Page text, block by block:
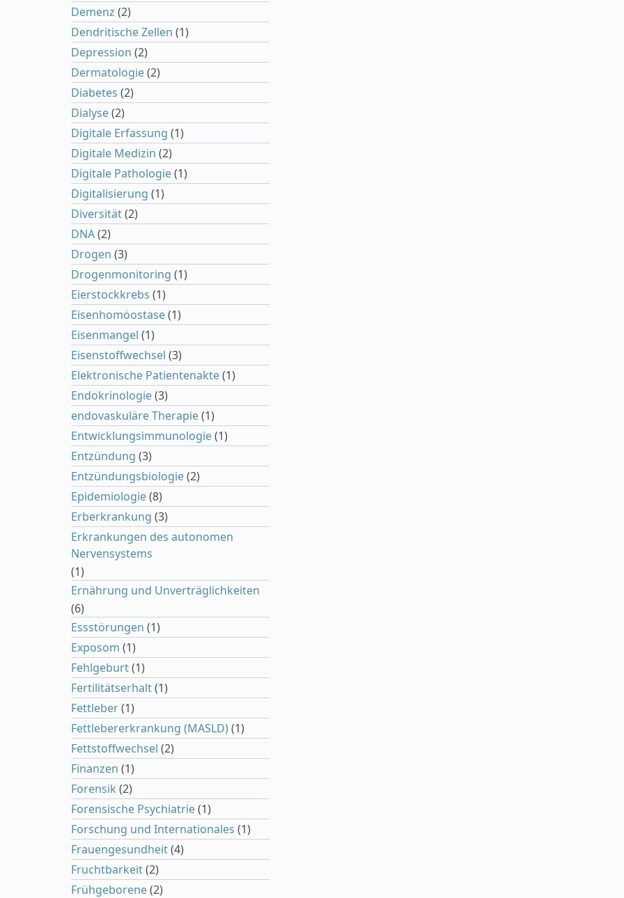
Demenz (2)
Dendritische Zellen (1)
Depression (2)
Dermatologie(2)
Diabetes (2)
Dialyse(2)
Digitale Erfassung (1)
Digitale Medizin (2)
Digitale Pathologie(1)
Digitalisierung (1)
Diversität(2)
DNA(2)
Drogen (3)
Drogenmonitoring (1)
Eierstockkrebs (1)
Eisenhomöostase(1)
Eisenmangel (1)
Eisenstoffwechsel (3)
Elektronische Patientenakte(1)
Endokrinologie(3)
endovaskuläre Therapie(1)
Entwicklungsimmunologie(1)
Entzündung (3)
Entzündungsbiologie(2)
Epidemiologie(8)
Erberkrankung (3)
Erkrankungen des autonomen
Nervensystems
(1)
Ernährung und Unverträglichkeiten
(6)
Essstörungen (1)
Exposom (1)
Fehlgeburt(1)
Fertilitätserhalt(1)
Fettleber(1)
Fettlebererkrankung (MASLD)(1)
Fettstoffwechsel (2)
Finanzen (1)
Forensik (2)
Forensische Psychiatrie(1)
Forschung und Internationales (1)
Frauengesundheit(4)
Fruchtbarkeit(2)
Frühgeborene(2)